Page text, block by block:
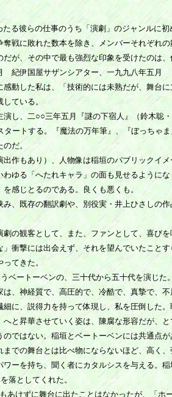
る彼らの仕事のうち「演劇」のジャンルに
戦に敗れた数本を除き、メンバーそれぞれ
が、その中で最も強烈な印象を受けたのは
紀伊国屋サザンシアター、一九九八年五月
動した私は、「技術的には未熟だが、舞台
している。
し、二○○三年五月『謎の下宿人』（鈴木聡
ートする。『魔法の万年筆』、『ぼっちゃ
のだ。
作もあり）、人物像は稲垣のパブリックイ
ゆる「へたれキャラ」の面も見せるように
感じとるのである。良くも悪くも。
既存の翻訳劇や、別役実・井上ひさしの
の観客として、また、ファンとして、喜び
衝撃には出会えず、それを望んでいたこと
ってきた。
ートーベンの、三十代から五十代を演じ
、神経質で、高圧的で、冷酷で、真摯で、
に、説得力を持って体現し、私を圧倒した
と昇華させていく姿は、陳腐な形容だが、
ではない。稲垣とベートーベンには共通点
での舞台とは比べ物にならないほど、高く
ーを持ち、聞く者にカタルシスを与える。
落としてくれた。
けずに舞台に出たことはなかったが、「ホ